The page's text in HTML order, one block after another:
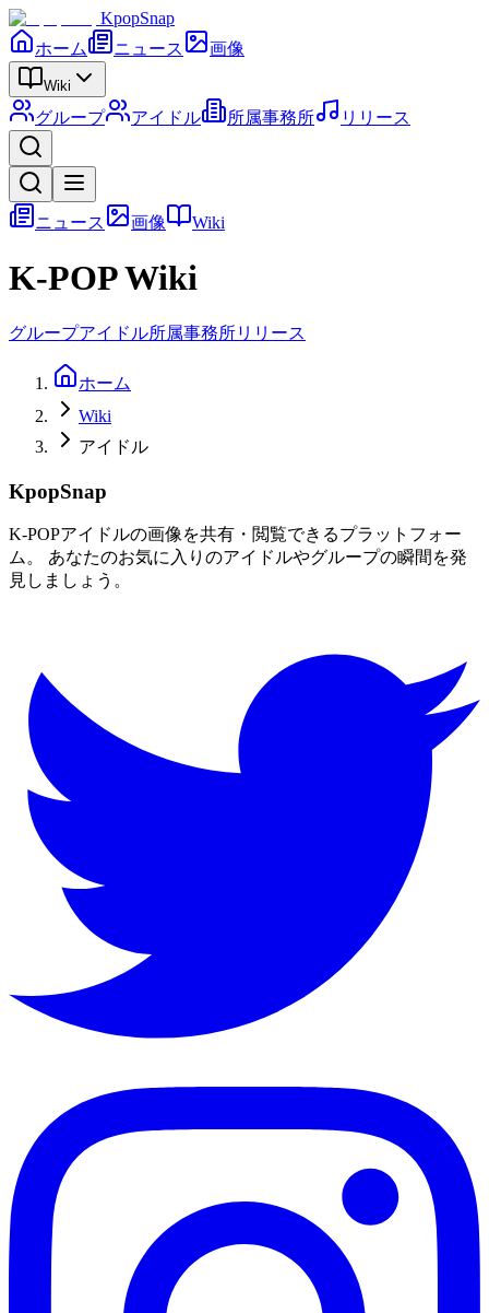
KpopSnap
ホーム
ニュース 画像
Wiki
グループ アイドル 所属事務所 リリース
ニュース 画像 Wiki
K-POP Wiki
グループアイドル所属事務所リリース
ホーム
Wiki
アイドル
KpopSnap
K-POPアイドルの画像を共有・閲覧できるプラットフォー
ム。 あなたのお気に入りのアイドルやグループの瞬間を発
見しましょう。